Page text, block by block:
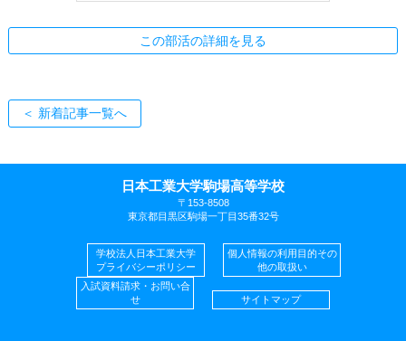
この部活の詳細を見る
＜ 新着記事一覧へ
日本工業大学駒場高等学校
〒153-8508
東京都目黒区駒場一丁目35番32号
学校法人日本工業大学
プライバシーポリシー
個人情報の利用目的その
他の取扱い
入試資料請求・お問い合
せ
サイトマップ